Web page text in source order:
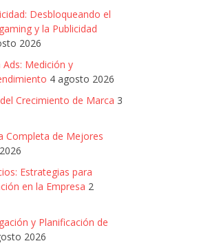
Desbloqueando el
y la Publicidad
2026
Medición y
4 agosto 2026
Crecimiento de Marca 3
Completa de Mejores
Estrategias para
en la Empresa 2
y Planificación de
2026